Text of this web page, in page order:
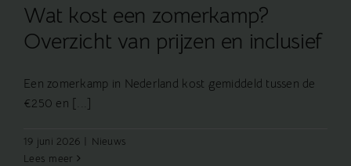
Wat kost een zomerkamp?
Overzicht van prijzen en inclusief
Een zomerkamp in Nederland kost gemiddeld tussen de
€250 en [...]
19 juni 2026
Nieuws
Lees meer